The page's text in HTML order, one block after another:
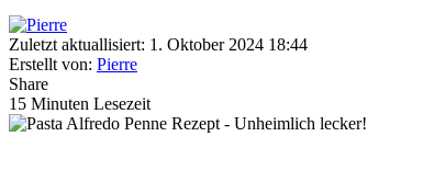
Zuletzt aktuallisiert: 1. Oktober 2024 18:44
Erstellt von: Pierre
Share
15 Minuten Lesezeit